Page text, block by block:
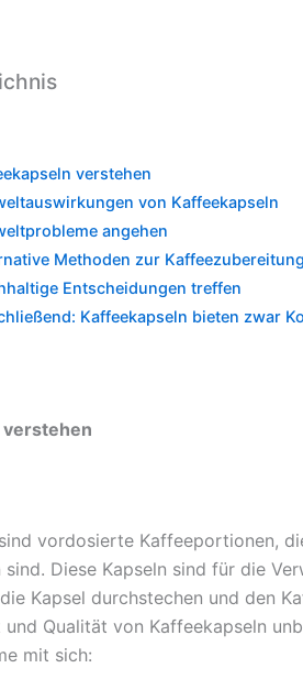
verstehen
von Kaffeekapseln
angehen
Methoden zur Kaffeezubereitung
Entscheidungen treffen
Kaffeekapseln bieten zwar
vordosierte Kaffeeportionen,
sind. Diese Kapseln sind für die
Kapsel durchstechen und den
und Qualität von Kaffeekapseln
mit sich: